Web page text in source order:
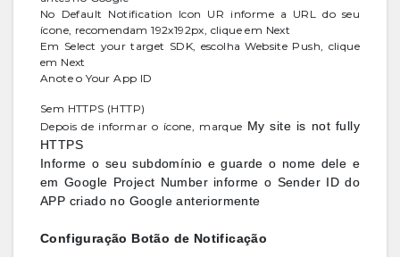
No Default Notification Icon UR informe a URL do seu
ícone, recomendam 192x192px, clique em Next
Em Select your target SDK, escolha Website Push, clique
em Next
Anote o Your App ID
Sem HTTPS (HTTP)
Depois de informar o ícone, marque My site is not fully
HTTPS
Informe o seu subdomínio e guarde o nome dele e
em Google Project Number informe o Sender ID do
APP criado no Google anteriormente
Configuração Botão de Notificação